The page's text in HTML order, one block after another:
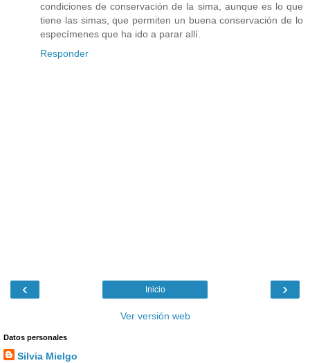
condiciones de conservación de la sima, aunque es lo que
tiene las simas, que permiten un buena conservación de lo
especímenes que ha ido a parar allí.
Responder
‹ ›
Inicio
Ver versión web
Datos personales
Silvia Mielgo